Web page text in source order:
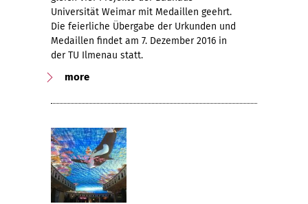
Universität Weimar mit Medaillen geehrt.
Die feierliche Übergabe der Urkunden und
Medaillen findet am 7. Dezember 2016 in
der TU Ilmenau statt.
more